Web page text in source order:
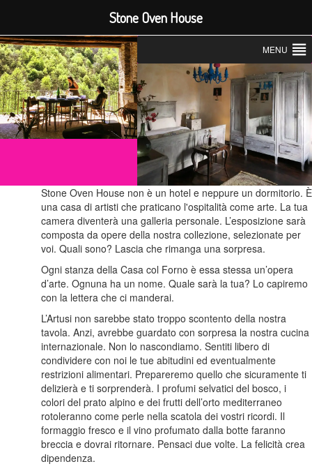
MENU
Stone Oven House non è un hotel e neppure un dormitorio. È
una casa di artisti che praticano l'ospitalità come arte. La tua
camera diventerà una galleria personale. L’esposizione sarà
composta da opere della nostra collezione, selezionate per
voi. Quali sono? Lascia che rimanga una sorpresa.
Ogni stanza della Casa col Forno è essa stessa un’opera
d’arte. Ognuna ha un nome. Quale sarà la tua? Lo capiremo
con la lettera che ci manderai.
L’Artusi non sarebbe stato troppo scontento della nostra
tavola. Anzi, avrebbe guardato con sorpresa la nostra cucina
internazionale. Non lo nascondiamo. Sentiti libero di
condividere con noi le tue abitudini ed eventualmente
restrizioni alimentari. Prepareremo quello che sicuramente ti
delizierà e ti sorprenderà. I profumi selvatici del bosco, i
colori del prato alpino e dei frutti dell’orto mediterraneo
rotoleranno come perle nella scatola dei vostri ricordi. Il
formaggio fresco e il vino profumato dalla botte faranno
breccia e dovrai ritornare. Pensaci due volte. La felicità crea
dipendenza.
Stone Oven House